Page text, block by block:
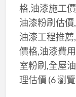
格,油漆施工
油漆粉刷估
油漆工程推
價格,油漆費
室粉刷,全屋
理估價(6 瀏